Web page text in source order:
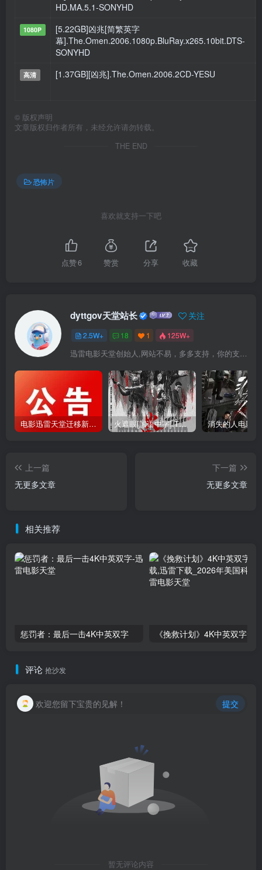
HD.MA.5.1-SONYHD
1080P
[5.22GB]凶兆[简繁英字
幕].The.Omen.2006.1080p.BluRay.x265.10bit.DTS-
SONYHD
高清 [1.37GB][凶兆].The.Omen.2006.2CD-YESU
© 版权声明
文章版权归作者所有，未经允许请勿转载。
THE END
恐怖片
喜欢就支持一下吧
点赞6 赞赏 分享 收藏
dyttgov天堂站长 关注
2.5W+ 18 1 125W+
迅雷电影天堂创始人,网站不易，多多支持，你的支持，是我前进的动力！
电影迅雷天堂迁移新服务器,正常更新，维护完毕! 火遮眼[国语中字].The.Furious.2026.1080p+2160p高清下载
上一篇
无更多文章
下一篇
无更多文章
相关推荐
惩罚者：最后一击4K中英双字
评论 抢沙发
欢迎您留下宝贵的见解！ 提交
暂无评论内容